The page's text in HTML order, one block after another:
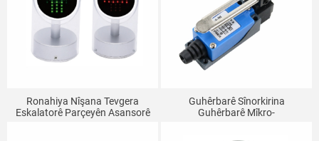
Ronahiya Nîşana Tevgera
Eskalatorê Parçeyên Asansorê
Guhêrbarê Sînorkirina
Guhêrbarê Mîkro-